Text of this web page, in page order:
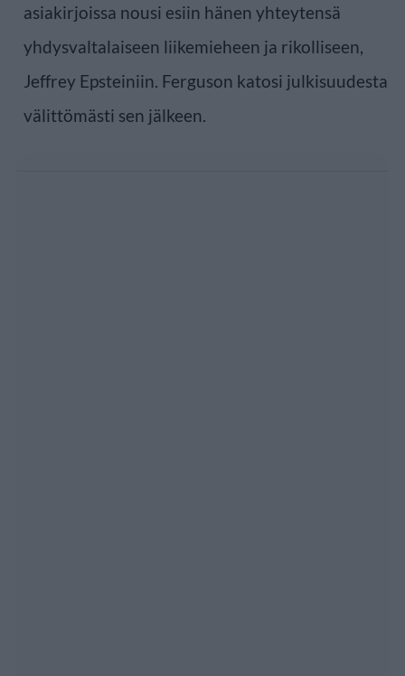
asiakirjoissa nousi esiin hänen yhteytensä
yhdysvaltalaiseen liikemieheen ja rikolliseen,
Jeffrey Epsteiniin. Ferguson katosi julkisuudesta
välittömästi sen jälkeen.